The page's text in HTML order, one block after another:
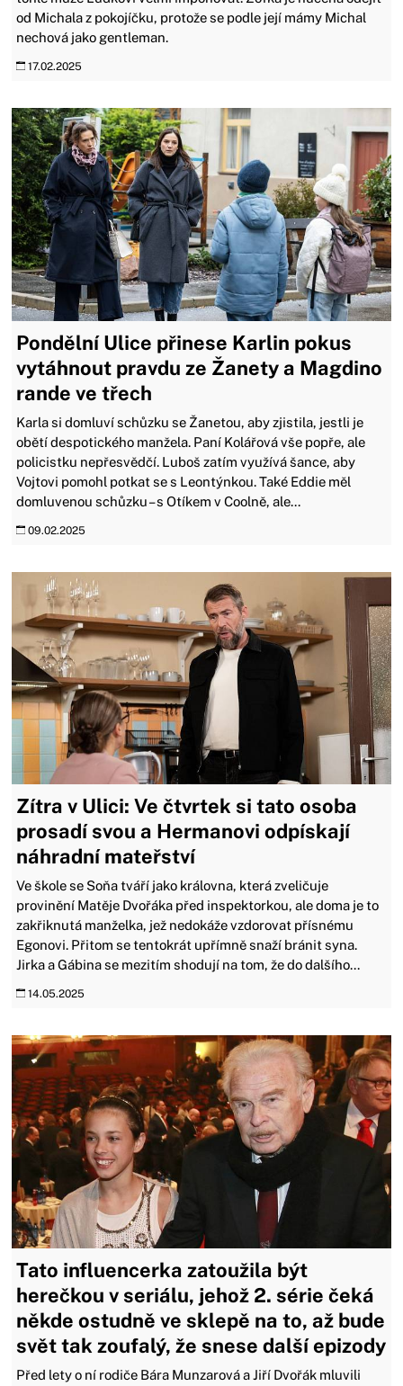
od Michala z pokojíčku, protože se podle její mámy Michal
nechová jako gentleman.
17.02.2025
Pondělní Ulice přinese Karlin pokus
vytáhnout pravdu ze Žanety a Magdino
rande ve třech
Karla si domluví schůzku se Žanetou, aby zjistila, jestli je
obětí despotického manžela. Paní Kolářová vše popře, ale
policistku nepřesvědčí. Luboš zatím využívá šance, aby
Vojtovi pomohl potkat se s Leontýnkou. Také Eddie měl
domluvenou schůzku – s Otíkem v Coolně, ale...
09.02.2025
Zítra v Ulici: Ve čtvrtek si tato osoba
prosadí svou a Hermanovi odpískají
náhradní mateřství
Ve škole se Soňa tváří jako královna, která zveličuje
provinění Matěje Dvořáka před inspektorkou, ale doma je to
zakřiknutá manželka, jež nedokáže vzdorovat přísnému
Egonovi. Přitom se tentokrát upřímně snaží bránit syna.
Jirka a Gábina se mezitím shodují na tom, že do dalšího...
14.05.2025
Tato influencerka zatoužila být
herečkou v seriálu, jehož 2. série čeká
někde ostudně ve sklepě na to, až bude
svět tak zoufalý, že snese další epizody
Před lety o ní rodiče Bára Munzarová a Jiří Dvořák mluvili